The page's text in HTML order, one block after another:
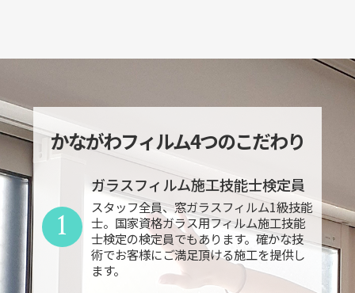
かながわフィルム4つのこだわり
ガラスフィルム施工技能士検定員
スタッフ全員、窓ガラスフィルム1級技能
士。国家資格ガラス用フィルム施工技能
士検定の検定員でもあります。確かな技
術でお客様にご満足頂ける施工を提供し
ます。
1